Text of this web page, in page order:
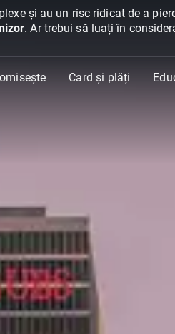
și au un risc ridicat de a
. Ar trebui să luați în
Card și plăți